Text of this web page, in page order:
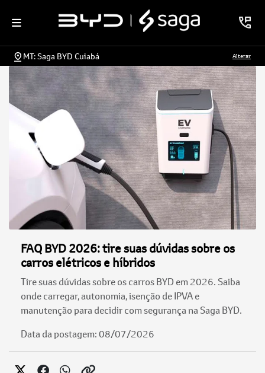
MT: Saga BYD Cuiabá Alterar
FAQ BYD 2026: tire suas dúvidas sobre os
carros elétricos e híbridos
Tire suas dúvidas sobre os carros BYD em 2026. Saiba
onde carregar, autonomia, isenção de IPVA e
manutenção para decidir com segurança na Saga BYD.
Data da postagem: 08/07/2026